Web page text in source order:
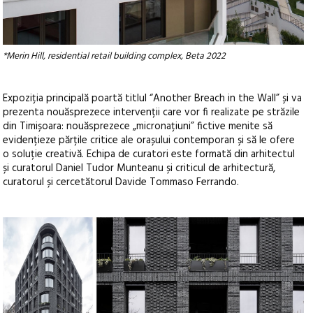
*Merin Hill, residential retail building complex, Beta 2022
Expoziția principală poartă titlul “Another Breach in the Wall” și va
prezenta nouăsprezece intervenții care vor fi realizate pe străzile
din Timișoara: nouăsprezece „micronațiuni” fictive menite să
evidențieze părțile critice ale orașului contemporan și să le ofere
o soluție creativă. Echipa de curatori este formată din arhitectul
și curatorul Daniel Tudor Munteanu și criticul de arhitectură,
curatorul și cercetătorul Davide Tommaso Ferrando.